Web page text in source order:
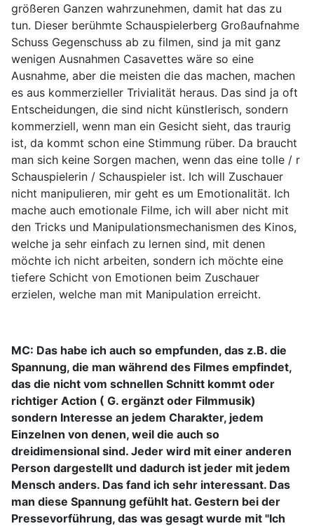
größeren Ganzen wahrzunehmen, damit hat das zu
tun. Dieser berühmte Schauspielerberg Großaufnahme
Schuss Gegenschuss ab zu filmen, sind ja mit ganz
wenigen Ausnahmen Casavettes wäre so eine
Ausnahme, aber die meisten die das machen, machen
es aus kommerzieller Trivialität heraus. Das sind ja oft
Entscheidungen, die sind nicht künstlerisch, sondern
kommerziell, wenn man ein Gesicht sieht, das traurig
ist, da kommt schon eine Stimmung rüber. Da braucht
man sich keine Sorgen machen, wenn das eine tolle / r
Schauspielerin / Schauspieler ist. Ich will Zuschauer
nicht manipulieren, mir geht es um Emotionalität. Ich
mache auch emotionale Filme, ich will aber nicht mit
den Tricks und Manipulationsmechanismen des Kinos,
welche ja sehr einfach zu lernen sind, mit denen
möchte ich nicht arbeiten, sondern ich möchte eine
tiefere Schicht von Emotionen beim Zuschauer
erzielen, welche man mit Manipulation erreicht.
MC: Das habe ich auch so empfunden, das z.B. die
Spannung, die man während des Filmes empfindet,
das die nicht vom schnellen Schnitt kommt oder
richtiger Action ( G. ergänzt oder Filmmusik)
sondern Interesse an jedem Charakter, jedem
Einzelnen von denen, weil die auch so
dreidimensional sind. Jeder wird mit einer anderen
Person dargestellt und dadurch ist jeder mit jedem
Mensch anders. Das fand ich sehr interessant. Das
man diese Spannung gefühlt hat. Gestern bei der
Pressevorführung, das was gesagt wurde mit "Ich